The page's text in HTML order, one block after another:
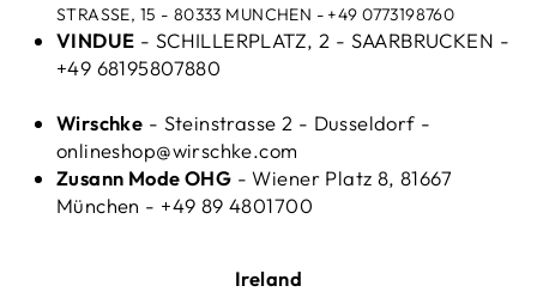
STRASSE, 15 - 80333 MUNCHEN - +49 0773198760
VINDUE - SCHILLERPLATZ, 2 - SAARBRUCKEN -
+49 68195807880
Wirschke - Steinstrasse 2 - Dusseldorf -
onlineshop@wirschke.com
Zusann Mode OHG - Wiener Platz 8, 81667
München - +49 89 4801700
Ireland